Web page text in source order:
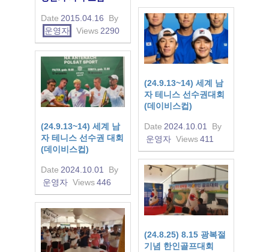
Date 2015.04.16
By
운영자
Views 2290
(24.9.13~14) 세계 남
자 테니스 선수권대회
(데이비스컵)
Date 2024.10.01
By
운영자 Views411
(24.9.13~14) 세계 남
자 테니스 선수권 대회
(데이비스컵)
Date 2024.10.01
By
운영자 Views446
(24.8.25) 8.15 광복절
기념 한인골프대회